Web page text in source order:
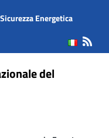
Energetica
del